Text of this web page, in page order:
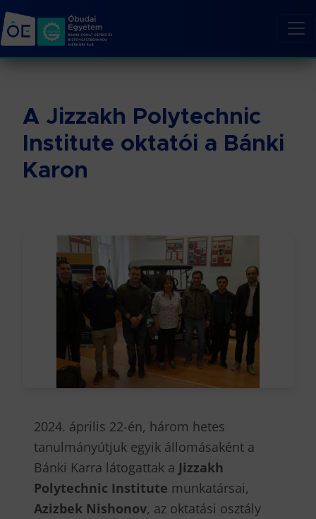
A Jizzakh Polytechnic
Institute oktatói a Bánki
Karon
2024. április 22-én, három hetes
tanulmányútjuk egyik állomásaként a
Bánki Karra látogattak a Jizzakh
Polytechnic Institute munkatársai,
Azizbek Nishonov, az oktatási osztály